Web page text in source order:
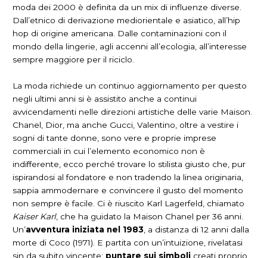
moda dei 2000 è definita da un mix di influenze diverse.
Dall’etnico di derivazione mediorientale e asiatico, all’hip
hop di origine americana. Dalle contaminazioni con il
mondo della lingerie, agli accenni all’ecologia, all’interesse
sempre maggiore per il riciclo.
La moda richiede un continuo aggiornamento per questo
negli ultimi anni si è assistito anche a continui
avvicendamenti nelle direzioni artistiche delle varie Maison.
Chanel, Dior, ma anche Gucci, Valentino, oltre a vestire i
sogni di tante donne, sono vere e proprie imprese
commerciali in cui l’elemento economico non è
indifferente, ecco perché trovare lo stilista giusto che, pur
ispirandosi al fondatore e non tradendo la linea originaria,
sappia ammodernare e convincere il gusto del momento
non sempre è facile. Ci è riuscito Karl Lagerfeld, chiamato
Kaiser Karl, che ha guidato la Maison Chanel per 36 anni.
Un’avventura iniziata nel 1983, a distanza di 12 anni dalla
morte di Coco (1971). E partita con un’intuizione, rivelatasi
sin da subito vincente: puntare sui simboli creati proprio